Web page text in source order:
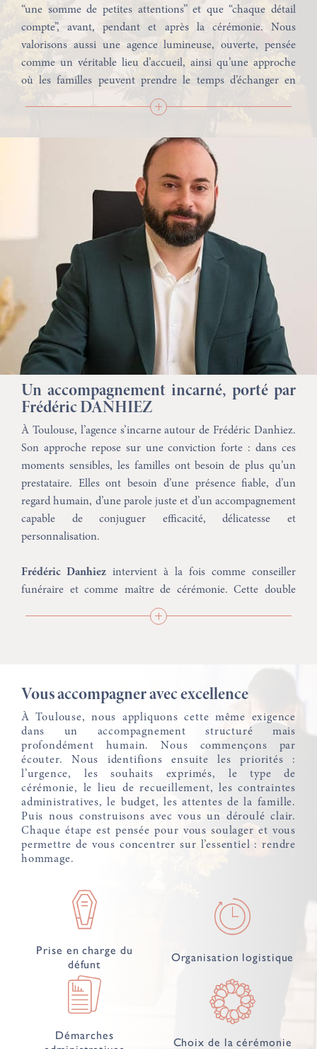
“une somme de petites attentions” et que “chaque détail
compte”, avant, pendant et après la cérémonie. Nous
valorisons aussi une agence lumineuse, ouverte, pensée
comme un véritable lieu d’accueil, ainsi qu’une approche
où les familles peuvent prendre le temps d’échanger en
être avec bienveillance. C’est pourquoi nous expliquons les
choses simplement, nous présentons les options clairement,
et nous avançons étape par étape. Notre objectif n’est pas
seulement de bien organiser des obsèques ; il est aussi de
créer les conditions d’un hommage qui aide chacun à se
réunir, à se souvenir et à dire au revoir avec sens.
Un accompagnement incarné, porté par
Frédéric DANHIEZ
À Toulouse, l’agence s’incarne autour de Frédéric Danhiez.
Son approche repose sur une conviction forte : dans ces
moments sensibles, les familles ont besoin de plus qu’un
prestataire. Elles ont besoin d’une présence fiable, d’un
regard humain, d’une parole juste et d’un accompagnement
capable de conjuguer efficacité, délicatesse et
personnalisation.
Frédéric Danhiez intervient à la fois comme conseiller
funéraire et comme maître de cérémonie. Cette double
posture change profondément la relation : elle permet
d’assurer une continuité, une cohérence et une qualité
“J’ai envie et besoin de rendre service. Je veux mettre les
relations humaines au cœur du funéraire. Quand il s’agit de
rendre hommage à une vie, aucune cérémonie ne devrait se
ressembler. Ce que l’on propose dans notre agence L'autre
rive est unique sur Toulouse.”
Vous accompagner avec excellence
À Toulouse, nous appliquons cette même exigence
dans un accompagnement structuré mais
profondément humain. Nous commençons par
écouter. Nous identifions ensuite les priorités :
l’urgence, les souhaits exprimés, le type de
cérémonie, le lieu de recueillement, les contraintes
administratives, le budget, les attentes de la famille.
Puis nous construisons avec vous un déroulé clair.
Chaque étape est pensée pour vous soulager et vous
permettre de vous concentrer sur l’essentiel : rendre
hommage.
Prise en charge du
défunt
Organisation logistique
Démarches
Choix de la cérémonie